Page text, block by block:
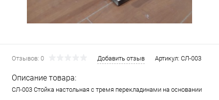
Отзывов: 0 Добавить отзыв Артикул: СЛ-003
Описание товара:
СЛ-003 Стойка настольная с тремя перекладинами на основании